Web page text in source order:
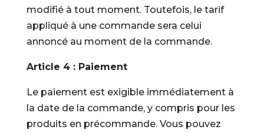
modifié à tout moment. Toutefois, le tarif
appliqué à une commande sera celui
annoncé au moment de la commande.
Article 4 : Paiement
Le paiement est exigible immédiatement à
la date de la commande, y compris pour les
produits en précommande. Vous pouvez